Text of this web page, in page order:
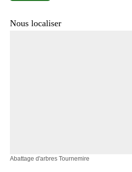
Nous localiser
Abattage d'arbres Tournemire